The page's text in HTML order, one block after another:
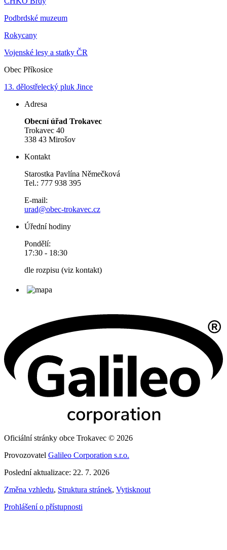
Podbrdské muzeum
Rokycany
Vojenské lesy a statky ČR
Obec Příkosice
13. dělostřelecký pluk Jince
Adresa
Obecní úřad Trokavec
Trokavec 40
338 43 Mirošov
Kontakt
Starostka Pavlína Němečková
Tel.: 777 938 395
E-mail:
urad@obec-trokavec.cz
Úřední hodiny
Pondělí:
17:30 - 18:30
dle rozpisu (viz kontakt)
Oficiální stránky obce Trokavec © 2026
Provozovatel Galileo Corporation s.r.o.
Poslední aktualizace: 22. 7. 2026
Změna vzhledu, Struktura stránek, Vytisknout
Prohlášení o přístupnosti